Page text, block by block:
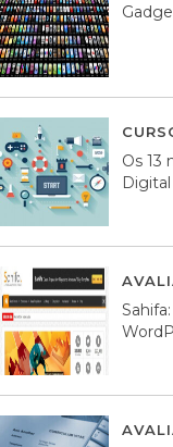
Os 13
Digital